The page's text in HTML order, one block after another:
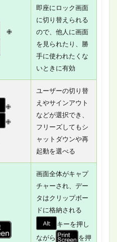
✙
即座にロック画面
に切り替えられる
ので、他人に画面
を見られたり、勝
手に使われたくな
いときに有効
✙
✙
ユーザーの切り替
えやサインアウト
などが選択でき、
フリーズしてもシ
ャットダウンや再
起動を選べる
画面全体がキャプ
チャーされ、デー
タはクリップボー
ドに格納される
キーを押し
ながら
を押